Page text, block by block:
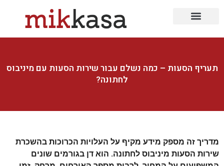
תעריף הסעות – כמה נשלם עבור שירות הסעות עם מיניבוס
לחתונה?
מדריך זה מספק מידע מקיף על העלויות הכרוכות בהשכרת
שירות הסעות מיניבוס לחתונה. הוא דן בגורמים שונים